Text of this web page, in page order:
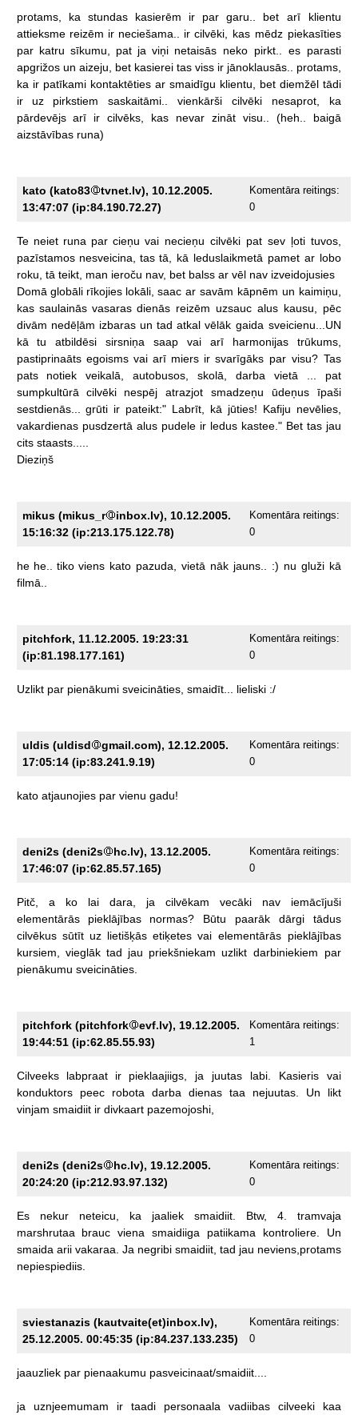
protams, ka stundas kasierēm ir par garu.. bet arī
klientu
attieksme reizēm ir neciešama.. ir cilvēki, kas mēdz piekasīties
par katru sīkumu, pat ja viņi netaisās neko pirkt.. es parasti
apgrižos un aizeju, bet kasierei tas viss ir jānoklausās..
protams,
ka ir patīkami kontaktēties ar smaidīgu klientu, bet diemžēl tādi
ir
uz pirkstiem saskaitāmi.. vienkārši cilvēki nesaprot,
ka
pārdevējs arī ir cilvēks, kas nevar zināt visu.. (heh..
baigā
aizstāvības runa)
kato (kato83
tvnet.lv), 10.12.2005.
13:47:07 (ip:84.190.72.27)
Komentāra reitings:
0
Te neiet runa par cieņu vai necieņu cilvēki pat sev ļoti tuvos,
pazīstamos nesveicina, tas tā, kā leduslaikmetā pamet ar lobo
roku, tā teikt, man ieroču nav, bet balss ar vēl nav izveidojusies
Domā globāli rīkojies lokāli, saac ar savām kāpnēm un kaimiņu,
kas saulainās vasaras dienās reizēm uzsauc alus kausu,
pēc
divām nedēļām izbaras un tad atkal vēlāk gaida sveicienu...UN
kā
tu atbildēsi sirsniņa saap vai arī harmonijas
trūkums,
pastiprinaāts egoisms vai arī miers ir svarīgāks par visu? Tas
pats
notiek veikalā, autobusos, skolā, darba vietā
pat
sumpkultūrā
cilvēki nespēj atrazjot smadzeņu ūdeņus
īpaši
sestdienās...
grūti ir pateikt:" Labrīt, kā jūties! Kafiju nevēlies,
vakardienas pusdzertā alus pudele ir ledus kastee." Bet tas jau
cits staasts.....
Dieziņš
mikus (mikus_r
inbox.lv), 10.12.2005.
15:16:32 (ip:213.175.122.78)
Komentāra reitings:
0
he he.. tiko viens kato pazuda, vietā nāk jauns.. :) nu gluži kā
filmā..
pitchfork, 11.12.2005. 19:23:31
(ip:81.198.177.161)
Komentāra reitings:
0
Uzlikt par pienākumi sveicināties, smaidīt... lieliski :/
uldis (uldisd
gmail.com), 12.12.2005.
17:05:14 (ip:83.241.9.19)
Komentāra reitings:
0
kato atjaunojies par vienu gadu!
deni2s (deni2s
hc.lv), 13.12.2005.
17:46:07 (ip:62.85.57.165)
Komentāra reitings:
0
Pitč, a ko lai dara, ja cilvēkam vecāki nav
iemācījuši
elementārās
pieklājības normas? Būtu paarāk dārgi
tādus
cilvēkus sūtīt uz lietišķās etiķetes vai elementārās pieklājības
kursiem,
vieglāk tad jau priekšniekam uzlikt darbiniekiem
par
pienākumu sveicināties.
pitchfork (pitchfork
evf.lv), 19.12.2005.
19:44:51 (ip:62.85.55.93)
Komentāra reitings:
1
Cilveeks labpraat ir pieklaajiigs, ja juutas labi. Kasieris
vai
konduktors
peec robota darba dienas taa nejuutas. Un
likt
vinjam smaidiit ir divkaart pazemojoshi,
deni2s (deni2s
hc.lv), 19.12.2005.
20:24:20 (ip:212.93.97.132)
Komentāra reitings:
0
Es nekur neteicu, ka jaaliek smaidiit. Btw, 4.
tramvaja
marshrutaa
brauc viena smaidiiga patiikama kontroliere.
Un
smaida arii vakaraa. Ja negribi smaidiit, tad jau neviens,protams
nepiespiediis.
sviestanazis (kautvaite(et)inbox.lv),
25.12.2005. 00:45:35 (ip:84.237.133.235)
Komentāra reitings:
0
jaauzliek par pienaakumu pasveicinaat/smaidiit....
ja uznjeemumam ir taadi personaala vadiibas cilveeki
kaa